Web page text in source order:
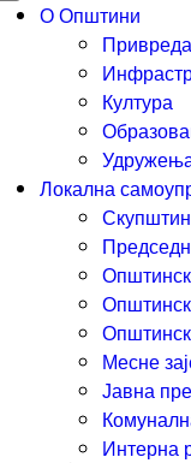
О Општини
Привреда
Култура
Локална
Месне
Јавна
Интерна